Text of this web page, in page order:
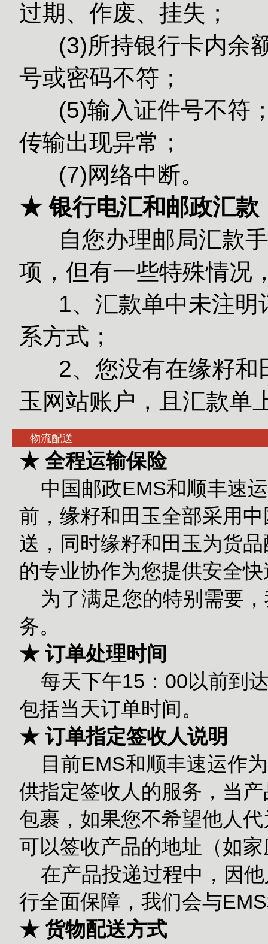
过期、作废、挂失；
(3)所持银行
号或密码不符；
(5)输入证
传输出现异常；
(7)网络中断。
★ 银行电汇和邮政汇款
自您办理邮局汇款手
项，但有一些特殊情况
1、汇款单中未注明
系方式；
2、您没有在缘籽和
玉网站账户，且汇款单
物流配送
★ 全程运输保险
中国邮政EMS和顺丰速
前，缘籽和田玉全部采用
送，同时缘籽和田玉为货
的专业协作为您提供安全
为了满足您的特别需要
务。
★ 订单处理时间
每天下午15：00以前到
包括当天订单时间。
★ 订单指定签收人说明
目前EMS和顺丰速运作
供指定签收人的服务，当
包裹，如果您不希望他人
可以签收产品的地址（如
在产品投递过程中，因他
行全面保障，我们会与
★ 货物配送方式